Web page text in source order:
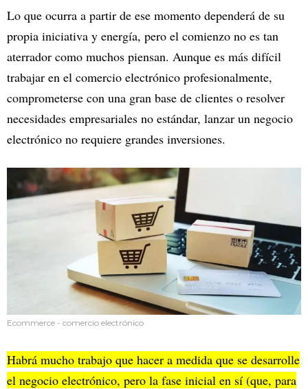
Lo que ocurra a partir de ese momento dependerá de su
propia iniciativa y energía, pero el comienzo no es tan
aterrador como muchos piensan. Aunque es más difícil
trabajar en el comercio electrónico profesionalmente,
comprometerse con una gran base de clientes o resolver
necesidades empresariales no estándar, lanzar un negocio
electrónico no requiere grandes inversiones.
Ecommerce - comercio electrónico
Habrá mucho trabajo que hacer a medida que se desarrolle
el negocio electrónico, pero la fase inicial en sí (que, para